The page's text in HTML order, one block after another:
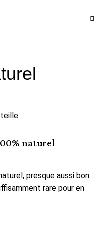
naturel
presque aussi bon
rare pour en